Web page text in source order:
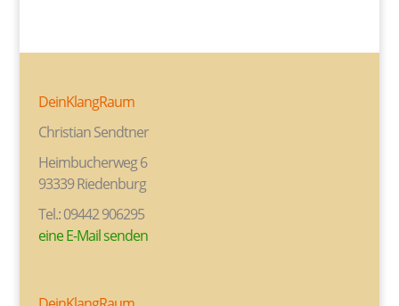
DeinKlangRaum
Christian Sendtner
Heimbucherweg 6
93339 Riedenburg
Tel.: 09442 906295
eine E-Mail senden